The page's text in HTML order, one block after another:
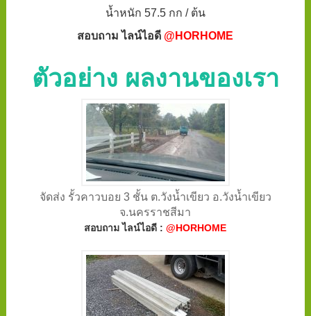
น้ำหนัก 57.5 กก / ต้น
สอบถาม ไลน์ไอดี @HORHOME
ตัวอย่าง ผลงานของเรา
จัดส่ง รั้วคาวบอย 3 ชั้น ต.วังน้ำเขียว อ.วังน้ำเขียว
จ.นครราชสีมา
สอบถาม ไลน์ไอดี :@HORHOME